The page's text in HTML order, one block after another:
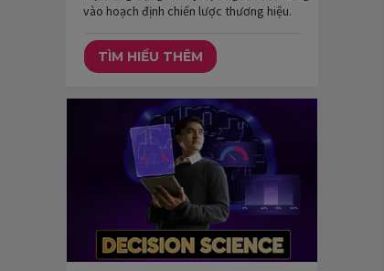
vào hoạch định chiến lược thương hiệu.
TÌM HIỂU THÊM